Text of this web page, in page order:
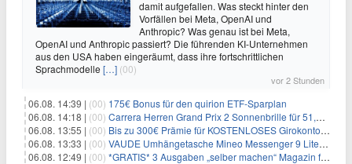
damit aufgefallen. Was steckt hinter den
Vorfällen bei Meta, OpenAI und
Anthropic? Was genau ist bei Meta,
OpenAI und Anthropic passiert? Die führenden KI-Unternehmen
aus den USA haben eingeräumt, dass ihre fortschrittlichen
Sprachmodelle […] (00)
vor 2 Stunden
06.08. 14:39 | (00) 175€ Bonus für den quirion ETF-Sparplan
06.08. 14:18 | (00) Carrera Herren Grand Prix 2 Sonnenbrille für 51,55€
06.08. 13:55 | (00) Bis zu 300€ Prämie für KOSTENLOSES Girokonto bei der Santander – 50€ schon nach 1 Woche!
06.08. 13:33 | (00) VAUDE Umhängetasche Mineo Messenger 9 Liter für 26,89€
06.08. 12:49 | (00) *GRATIS* 3 Ausgaben „selber machen“ Magazin für 0€ (statt 13,35€)